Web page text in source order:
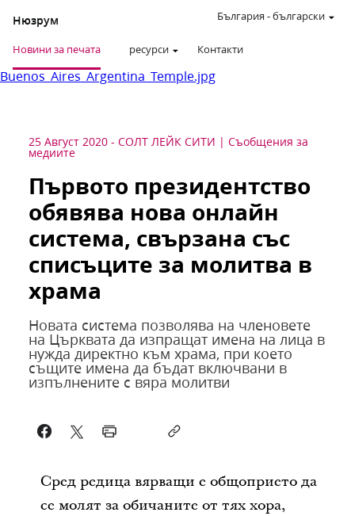
Нюзрум
Новини за печата ресурси Контакти
България -български
Buenos_Aires_Argentina_Temple.jpg
25 Август 2020 - СОЛТ ЛЕЙК СИТИ Съобщения за
медиите
Първото президентство
обявява нова онлайн
система, свързана със
списъците за молитва в
храма
Новата система позволява на членовете
на Църквата да изпращат имена на лица в
нужда директно към храма, при което
същите имена да бъдат включвани в
изпълнените с вяра молитви
Сред редица вярващи е общоприето да
се молят за обичаните от тях хора,